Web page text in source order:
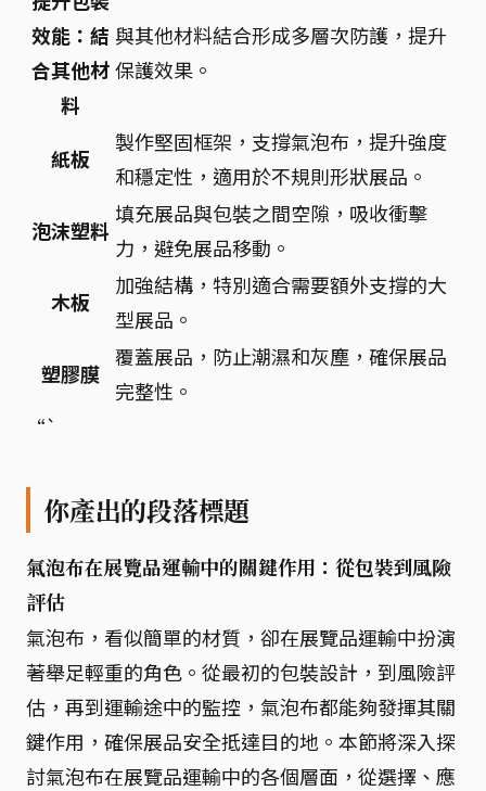
效能：結
合其他材
料
與其他材料結合形成多層次防護，提升
保護效果。
紙板
製作堅固框架，支撐氣泡布，提升強度
和穩定性，適用於不規則形狀展品。
泡沫塑料
填充展品與包裝之間空隙，吸收衝擊
力，避免展品移動。
木板
加強結構，特別適合需要額外支撐的大
型展品。
塑膠膜
覆蓋展品，防止潮濕和灰塵，確保展品
完整性。
“`
你產出的段落標題
氣泡布在展覽品運輸中的關鍵作用：從包裝到風險
評估
氣泡布，看似簡單的材質，卻在展覽品運輸中扮演
著舉足輕重的角色。從最初的包裝設計，到風險評
估，再到運輸途中的監控，氣泡布都能夠發揮其關
鍵作用，確保展品安全抵達目的地。本節將深入探
討氣泡布在展覽品運輸中的各個層面，從選擇、應